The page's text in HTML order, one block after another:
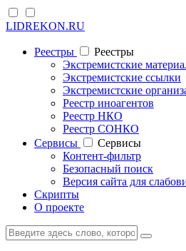
LIDREKON.RU
Реестры
Реестры
Экстремистские
Экстремистские ссылки
Экстремистские
Реестр иноагентов
Реестр НКО
Реестр СОНКО
Cервисы
Cервисы
Контент-фильтр
Безопасный поиск
Версия сайта для
Скрипты
О проекте